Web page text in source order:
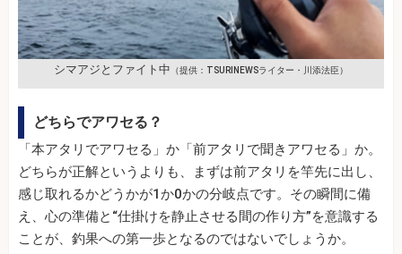
シマアジとファイト中 （提供：TSURINEWSライター・川添法臣）
どちらでアワセる？
「本アタリでアワセる」か「前アタリで聞きアワセる」か。
どちらが正解というよりも、まずは前アタリを竿先に出し、
感じ取れるかどうかが1か0かの分岐点です。その瞬間に備
え、心の準備と“仕掛けを静止させる間の作り方”を意識する
ことが、釣果への第一歩となるのではないでしょうか。